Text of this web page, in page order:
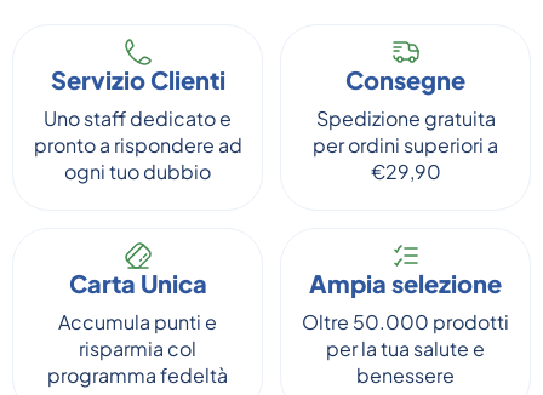
Servizio Clienti
Uno staff dedicato e
pronto a rispondere ad
ogni tuo dubbio
Consegne
Spedizione gratuita
per ordini superiori a
€29,90
Carta Unica
Accumula punti e
risparmia col
programma fedeltà
Ampia selezione
Oltre 50.000 prodotti
per la tua salute e
benessere